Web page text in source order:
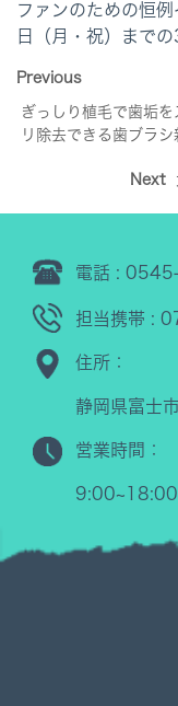
ファンのための恒
日（月・祝）まで
Previous
ぎっしり植毛で歯垢を
リ除去できる歯ブラシ
Next
電話 :
担当携帯 :
住所：
静岡県富士
営業時間：
9:00~18:00